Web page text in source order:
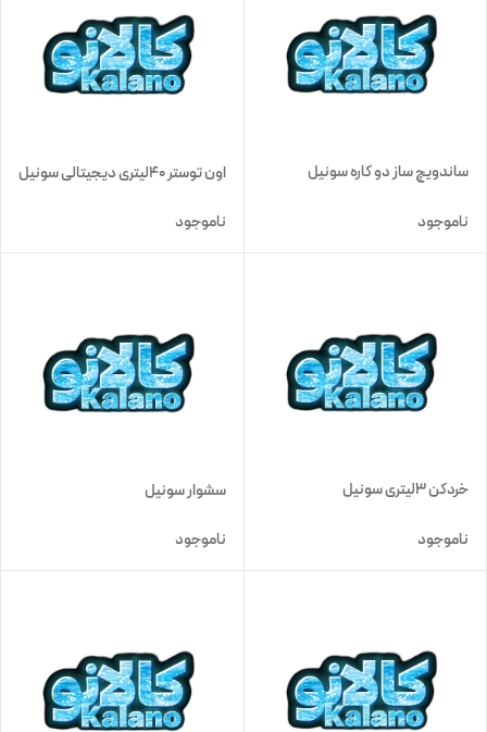
ساندویچ ساز دو کاره سونیل
ناموجود
اون توستر 40لیتری دیجیتالی سونیل
ناموجود
خردکن 3لیتری سونیل
ناموجود
سشوار سونیل
ناموجود